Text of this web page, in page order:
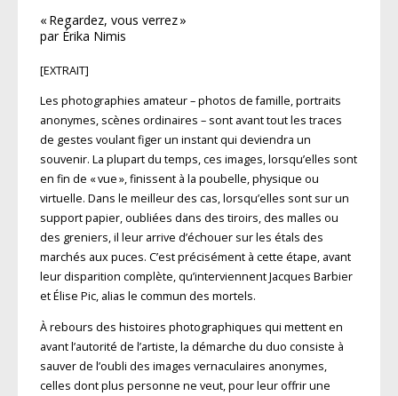
« Regardez, vous verrez »
par Érika Nimis
[EXTRAIT]
Les photographies amateur – photos de famille, portraits
anonymes, scènes ordinaires – sont avant tout les traces
de gestes voulant figer un instant qui deviendra un
souvenir. La plupart du temps, ces images, lorsqu’elles sont
en fin de « vue », finissent à la poubelle, physique ou
virtuelle. Dans le meilleur des cas, lorsqu’elles sont sur un
support papier, oubliées dans des tiroirs, des malles ou
des greniers, il leur arrive d’échouer sur les étals des
marchés aux puces. C’est précisément à cette étape, avant
leur disparition complète, qu’interviennent Jacques Barbier
et Élise Pic, alias le commun des mortels.
À rebours des histoires photographiques qui mettent en
avant l’autorité de l’artiste, la démarche du duo consiste à
sauver de l’oubli des images vernaculaires anonymes,
celles dont plus personne ne veut, pour leur offrir une